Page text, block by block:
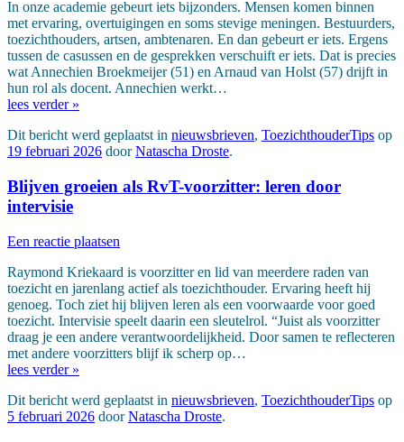
In onze academie gebeurt iets bijzonders. Mensen komen binnen
met ervaring, overtuigingen en soms stevige meningen. Bestuurders,
toezichthouders, artsen, ambtenaren. En dan gebeurt er iets. Ergens
tussen de casussen en de gesprekken verschuift er iets. Dat is precies
wat Annechien Broekmeijer (51) en Arnaud van Holst (57) drijft in
hun rol als docent. Annechien werkt…
lees verder »
Dit bericht werd geplaatst in nieuwsbrieven, ToezichthouderTips op
19 februari 2026 doorNatascha Droste.
Blijven groeien als RvT-voorzitter: leren door
intervisie
Een reactie plaatsen
Raymond Kriekaard is voorzitter en lid van meerdere raden van
toezicht en jarenlang actief als toezichthouder. Ervaring heeft hij
genoeg. Toch ziet hij blijven leren als een voorwaarde voor goed
toezicht. Intervisie speelt daarin een sleutelrol. “Juist als voorzitter
draag je een andere verantwoordelijkheid. Door samen te reflecteren
met andere voorzitters blijf ik scherp op…
lees verder »
Dit bericht werd geplaatst in nieuwsbrieven, ToezichthouderTips op
5 februari 2026 doorNatascha Droste.